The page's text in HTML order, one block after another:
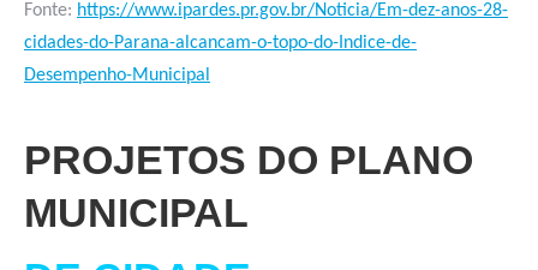
Fonte: https://www.ipardes.pr.gov.br/Noticia/Em-dez-anos-28-
cidades-do-Parana-alcancam-o-topo-do-Indice-de-
Desempenho-Municipal
PROJETOS DO PLANO
MUNICIPAL